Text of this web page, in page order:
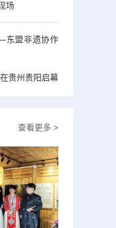
场
东盟非遗协作
贵州贵阳启幕
查看更多 >